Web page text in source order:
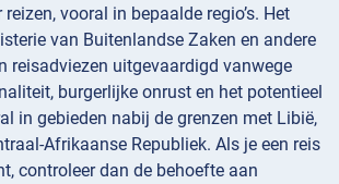
vooral in bepaalde regio’s. Het
van Buitenlandse Zaken en andere
reisadviezen uitgevaardigd vanwege
burgerlijke onrust en het potentieel
in gebieden nabij de grenzen met Libië,
Afrikaanse Republiek. Als je een reis
controleer dan de behoefte aan